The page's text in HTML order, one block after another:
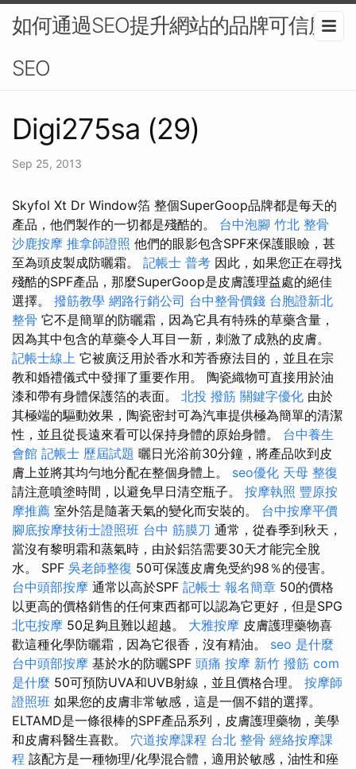
如何通過SEO提升網站的品牌可信度-
SEO
Digi275sa (29)
Sep 25, 2013
Skyfol Xt Dr Window箔 整個SuperGoop品牌都是每天的
產品，他們製作的一切都是殘酷的。 台中泡腳 竹北 整骨
沙鹿按摩 推拿師證照 他們的眼影包含SPF來保護眼瞼，甚
至為頭皮製成防曬霜。 記帳士 普考 因此，如果您正在尋找
殘酷的SPF產品，那麼SuperGoop是皮膚護理益處的絕佳
選擇。 撥筋教學 網路行銷公司 台中整骨價錢 台胞證新北
整骨 它不是簡單的防曬霜，因為它具有特殊的草藥含量，
因為其中包含的草藥令人耳目一新，刺激了成熟的皮膚。
記帳士線上 它被廣泛用於香水和芳香療法目的，並且在宗
教和婚禮儀式中發揮了重要作用。 陶瓷織物可直接用於油
漆和帶有身體保護箔的表面。 北投 撥筋 關鍵字優化 由於
其極端的驅動效果，陶瓷密封可為汽車提供極為簡單的清潔
性，並且從長遠來看可以保持身體的原始身體。 台中養生
會館 記帳士 歷屆試題 曬日光浴前30分鐘，將產品吹到皮
膚上並將其均勻地分配在整個身體上。 seo優化 天母 整復
請注意噴塗時間，以避免早日清空瓶子。 按摩執照 豐原按
摩推薦 室外箔是隨著天氣的變化而安裝的。 台中按摩平價
腳底按摩技術士證照班 台中 筋膜刀 通常，從春季到秋天，
當沒有黎明霜和蒸氣時，由於鋁箔需要30天才能完全脫
水。 SPF 吳老師整復 50可保護皮膚免受約98％的侵害。
台中頭部按摩 通常以高於SPF 記帳士 報名簡章 50的價格
以更高的價格銷售的任何東西都可以認為它更好，但是SPG
北屯按摩 50足夠且難以超越。 大雅按摩 皮膚護理藥物喜
歡這種化學防曬霜，因為它很香，沒有精油。 seo 是什麼
台中頭部按摩 基於水的防曬SPF 頭痛 按摩 新竹 撥筋 com
是什麼 50可預防UVA和UVB射線，並且價格合理。 按摩師
證照班 如果您的皮膚非常敏感，這是一個不錯的選擇。
ELTAMD是一條很棒的SPF產品系列，皮膚護理藥物，美學
和皮膚科醫生喜歡。 穴道按摩課程 台北 整骨 經絡按摩課
程 該配方是一種物理/化學混合體，適用於敏感，油性和痤